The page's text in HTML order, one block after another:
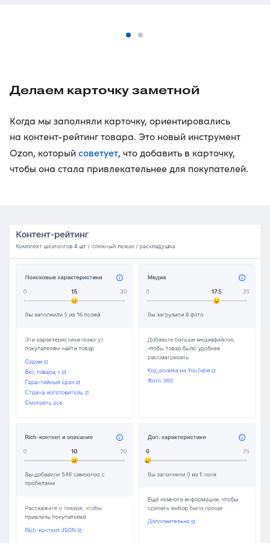
Делаем карточку заметной
Когда мы заполняли карточку, ориентировались
на контент-рейтинг товара. Это новый инструмент
Ozon, которыйсоветует, что добавить в карточку,
чтобы она стала привлекательнее для покупателей.